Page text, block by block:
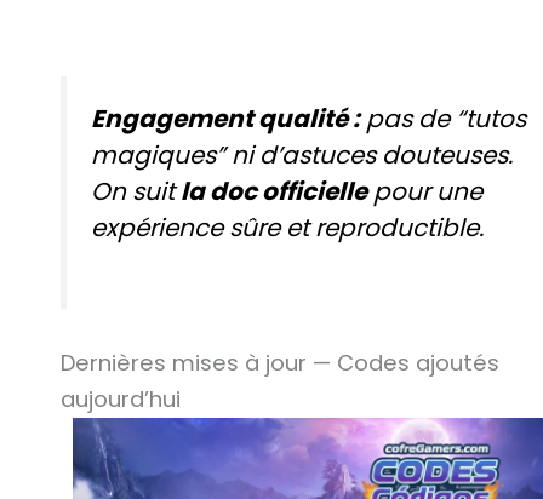
Engagement qualité :pas de “tutos
magiques” ni d’astuces douteuses.
On suitla doc officiellepour une
expérience sûre et reproductible.
Dernières mises à jour — Codes ajoutés
aujourd’hui